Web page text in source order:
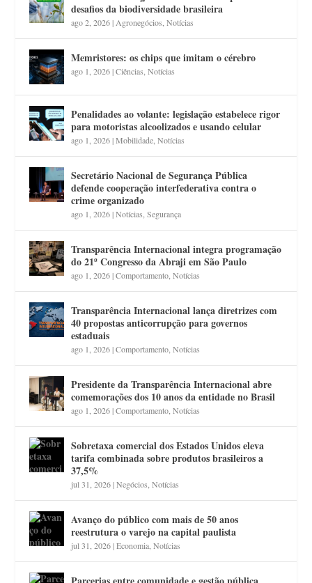
desafios da biodiversidade brasileira
ago 2, 2026| Agronegócios ,Notícias
Memristores: os chips que imitam o cérebro
ago 1, 2026|Ciências ,Notícias
Penalidades ao volante: legislação estabelece rigor
para motoristas alcoolizados e usando celular
ago 1, 2026|Mobilidade ,Notícias
Secretário Nacional de Segurança Pública
defende cooperação interfederativa contra o
crime organizado
ago 1, 2026|Notícias ,Segurança
Transparência Internacional integra programação
do 21º Congresso da Abraji em São Paulo
ago 1, 2026|Comportamento ,Notícias
Transparência Internacional lança diretrizes com
40 propostas anticorrupção para governos
estaduais
ago 1, 2026|Comportamento ,Notícias
Presidente da Transparência Internacional abre
comemorações dos 10 anos da entidade no Brasil
ago 1, 2026|Comportamento ,Notícias
Sobretaxa comercial dos Estados Unidos eleva
tarifa combinada sobre produtos brasileiros a
37,5%
jul 31, 2026|Negócios ,Notícias
Avanço do público com mais de 50 anos
reestrutura o varejo na capital paulista
jul 31, 2026|Economia ,Notícias